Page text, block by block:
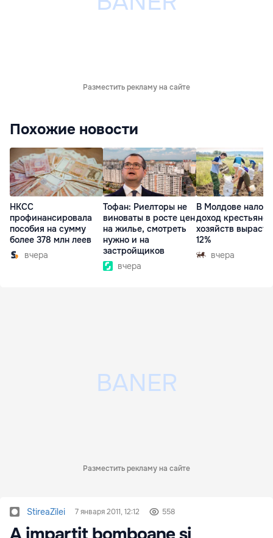
Разместить рекламу на сайте
Похожие новости
НКСС
профинансировала
пособия на сумму
более 378 млн леев
вчера
Тофан: Риелторы не
виноваты в росте цен
на жилье, смотреть
нужно и на
застройщиков
вчера
В Молдове налог
доход
хозяйств
12%
вчера
Разместить рекламу на сайте
StireaZilei 7 января 2011, 12:12 558